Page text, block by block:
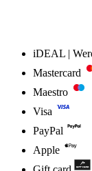
iDEAL |
Mastercard
Maestro
Visa
PayPal
Apple